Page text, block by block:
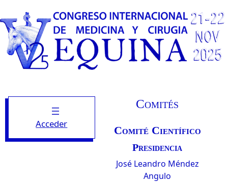
Acceder
Comités
Comité Científico
Presidencia
José Leandro Méndez
Angulo